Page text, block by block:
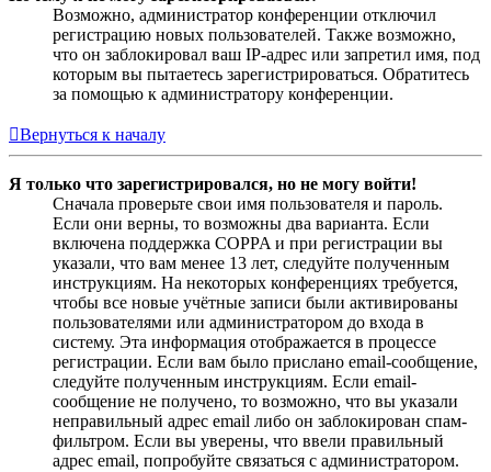
Возможно, администратор конференции отключил
регистрацию новых пользователей. Также возможно,
что он заблокировал ваш IP-адрес или запретил имя, под
которым вы пытаетесь зарегистрироваться. Обратитесь
за помощью к администратору конференции.
Вернуться к началу
Я только что зарегистрировался, но не могу войти!
Сначала проверьте свои имя пользователя и пароль.
Если они верны, то возможны два варианта. Если
включена поддержка COPPA и при регистрации вы
указали, что вам менее 13 лет, следуйте полученным
инструкциям. На некоторых конференциях требуется,
чтобы все новые учётные записи были активированы
пользователями или администратором до входа в
систему. Эта информация отображается в процессе
регистрации. Если вам было прислано email-сообщение,
следуйте полученным инструкциям. Если email-
сообщение не получено, то возможно, что вы указали
неправильный адрес email либо он заблокирован спам-
фильтром. Если вы уверены, что ввели правильный
адрес email, попробуйте связаться с администратором.